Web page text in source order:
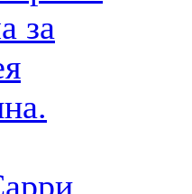
за